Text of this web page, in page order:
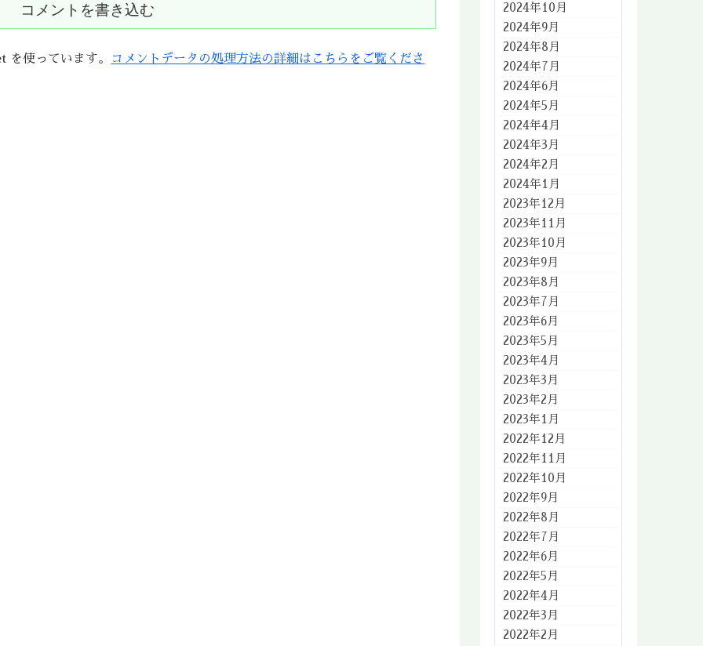
コメントを書き込む
使っています。 コメントデータの処理方法の詳細はこちらをご覧くださ
2024年10月
2024年9月
2024年8月
2024年7月
2024年6月
2024年5月
2024年4月
2024年3月
2024年2月
2024年1月
2023年12月
2023年11月
2023年10月
2023年9月
2023年8月
2023年7月
2023年6月
2023年5月
2023年4月
2023年3月
2023年2月
2023年1月
2022年12月
2022年11月
2022年10月
2022年9月
2022年8月
2022年7月
2022年6月
2022年5月
2022年4月
2022年3月
2022年2月